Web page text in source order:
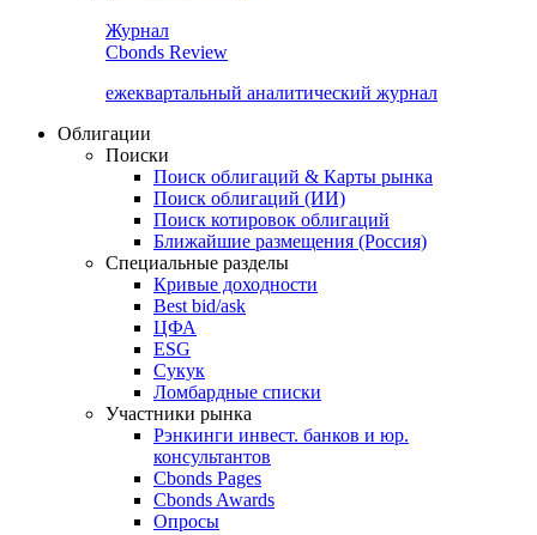
Журнал
Cbonds Review
ежеквартальный аналитический журнал
Облигации
Поиски
Поиск облигаций & Карты рынка
Поиск облигаций (ИИ)
Поиск котировок облигаций
Ближайшие размещения (Россия)
Специальные разделы
Кривые доходности
Best bid/ask
ЦФА
ESG
Сукук
Ломбардные списки
Участники рынка
Рэнкинги инвест. банков и юр.
консультантов
Cbonds Pages
Cbonds Awards
Опросы